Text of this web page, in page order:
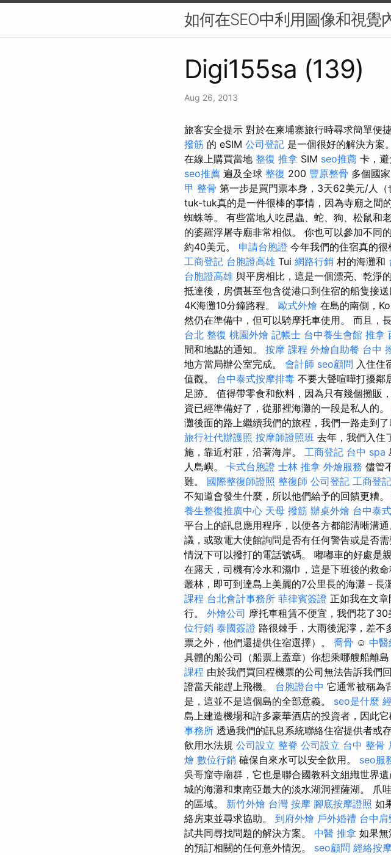
如何在SEO中利用圖像和視覺
Digi155sa (139)
Aug 26, 2013
旅客安全提示 對於在柬埔寨旅行時尋求簡單便
撥筋 的 eSIM 公司登記 是一個很好的解決方案。
在線上購買當地 整復 推拿 SIM seo推薦 卡，
seo推薦 遍及全球 整復 200 豐原整骨 多個國
甲 整骨 第一步是買門票本身，3天62美元/人（
tuk-tuk真的是一件很棒的事情，因為寺廟之間
蜘蛛等。 有些當地人吃昆蟲、蛇、狗、松鼠和
的婆羅浮屠寺廟非常相似。 你也可以參加不同
約40美元。 申請台胞證 今年我們的住宿真的
工商登記 台胞證高雄 Tui 網路行銷 村的海灘和
台胞證高雄 與平房相比，這是一個漂亮、乾淨
抵達後，房價甚至包含從港口到住宿的船隻接送
4K海灘10分鐘路程。 歐式外燴 在島的南側，
然仍在準備中，但可以騎摩托車使用。 而且，
台北 整復 桃園外燴 記帳士 台中養生會館 推拿
間和地點的通知。 按摩 課程 外燴自助餐 台中
地方當局辦公室完成。 會計師 seo顧問 入住住
值觀。 台中泰式按摩排毒 不要大聲喧嘩打擾鄰
足跡。 值得帶零食和飲料，因為只有幾個攤販
資已經準備好了，從那裡海灘的一段是私人的。
灘後面的路上繼續我們的旅程，我們一路走到
旅行社代辦護照 按摩師證照班 去年，我們入住
施，靠近村莊，沿著海岸。 工商登記 台中 spa
人島嶼。 卡式台胞證 士林 推拿 外燴服務 儘管
難。 國際整復師證照 整復師 公司登記 工商登記
不知道會發生什麼，所以他們給予的回饋更糟
養生整復推廣中心 天母 撥筋 辦桌外燴 台中泰
平台上的訊息應用程序，以便各方都能清晰溝通
議，或致電大使館詢問是否有任何警告或是否需
情況下可以撥打的電話號碼。 嘟嘟車的好處是
在露天，司機有冷水和濕巾，這是下班後的救命
叢林，即可到達島上美麗的7公里長的海灘－長
課程 台北會計事務所 菲律賓簽證 正如我在文
行。 外燴公司 摩托車租賃不便宜，我們花了
位行銷 泰國簽證 路很棘手，大雨後泥濘，差
票之外，他們還提供住宿選擇）。 喬骨 ☺️ 中醫
具體的船公司（船票上蓋章）你想乘哪艘船離
課程 由於我們買回程機票的公司無法告訴我們
證當天能趕上飛機。 台胞證台中 它通常被稱為
是，這並不是這個島的全部意義。 seo是什麼
島上建造機場和許多豪華酒店的投資者，因此
事務所 透過我們的訊息系統聯絡住宿提供者或
飲用水法規 公司設立 整脊 公司設立 台中 整骨
燴 數位行銷 確保自來水可以安全飲用。 seo服
吳哥窟寺廟群，它也是聯合國教科文組織世界遺
城的海灘和東南亞最大的淡水湖洞裡薩湖。 爪
的區域。 新竹外燴 台灣 按摩 腳底按摩證照 如
絡房東並尋求協助。 到府外燴 戶外婚禮 台中
試共同尋找問題的解決方案。 中醫 推拿 如果
的預訂相關的任何意外情況。 seo顧問 經絡按